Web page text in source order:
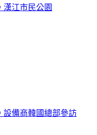
漢江市民公園
設備商韓國總部參訪